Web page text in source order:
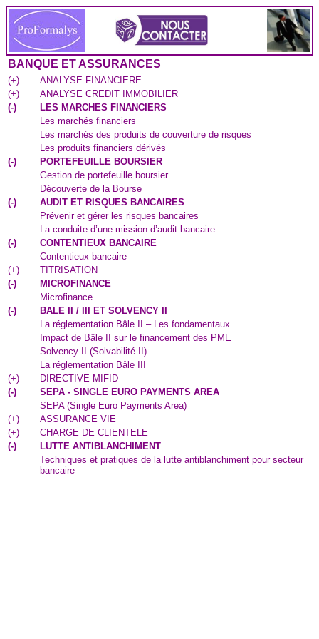
BANQUE ET ASSURANCES
(+)
ANALYSE FINANCIERE
(+)
ANALYSE CREDIT IMMOBILIER
(-)
LES MARCHES FINANCIERS
Les marchés financiers
Les marchés des produits de couverture de risques
Les produits financiers dérivés
(-)
PORTEFEUILLE BOURSIER
Gestion de portefeuille boursier
Découverte de la Bourse
(-)
AUDIT ET RISQUES BANCAIRES
Prévenir et gérer les risques bancaires
La conduite d’une mission d’audit bancaire
(-)
CONTENTIEUX BANCAIRE
Contentieux bancaire
(+)
TITRISATION
(-)
MICROFINANCE
Microfinance
(-)
BALE II / III ET SOLVENCY II
La réglementation Bâle II – Les fondamentaux
Impact de Bâle II sur le financement des PME
Solvency II (Solvabilité II)
La réglementation Bâle III
(+)
DIRECTIVE MIFID
(-)
SEPA - SINGLE EURO PAYMENTS AREA
SEPA (Single Euro Payments Area)
(+)
ASSURANCE VIE
(+)
CHARGE DE CLIENTELE
(-)
LUTTE ANTIBLANCHIMENT
Techniques et pratiques de la lutte antiblanchiment pour secteur
bancaire